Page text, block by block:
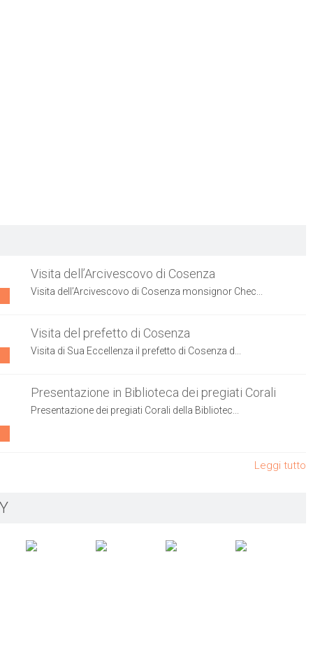
Visita dell’Arcivescovo di Cosenza
Visita dell’Arcivescovo di Cosenza monsignor Chec...
Visita del prefetto di Cosenza
Visita di Sua Eccellenza il prefetto di Cosenza d...
Presentazione in Biblioteca dei pregiati Corali
Presentazione dei pregiati Corali della Bibliotec...
Leggi tutto